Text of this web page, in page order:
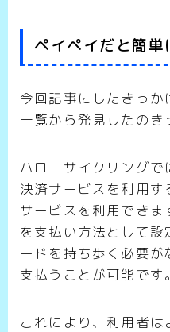
ペイペイだと簡単
今回記事にしたきっ
一覧から発見したのき
ハローサイクリング
決済サービスを利用
サービスを利用でき
を支払い方法として
ードを持ち歩く必要が
支払うことが可能です。
これにより、利用者